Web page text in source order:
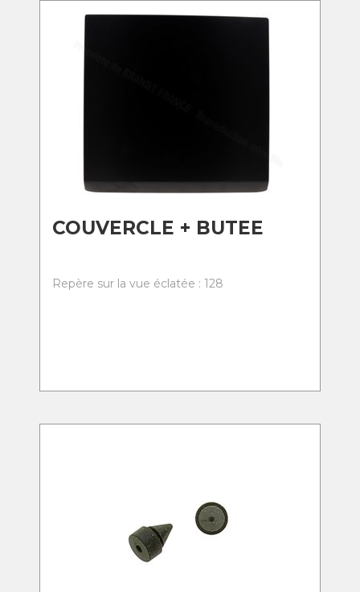
COUVERCLE + BUTEE
Repère sur la vue éclatée : 128